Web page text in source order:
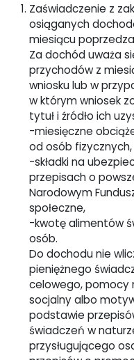
Zaświadczenie z
osiąganych
miesiącu
Za dochód uważa
przychodów z
wniosku lub w
w którym wniosek
tytuł i źródło ich
-miesięczne
od osób fizycznych,
-składki na
przepisach o
Narodowym
społeczne,
-kwotę alimentów
osób.
Do dochodu nie
pieniężnego
celowego, pomocy
socjalny albo
podstawie
świadczeń w
przysługującego